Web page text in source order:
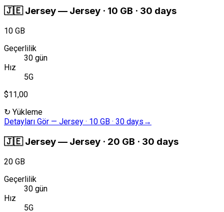
🇯🇪 Jersey— Jersey · 10 GB · 30 days
10 GB
Geçerlilik
30 gün
Hız
5G
$11,00
↻ Yükleme
Detayları Gör — Jersey · 10 GB · 30 days →
🇯🇪 Jersey— Jersey · 20 GB · 30 days
20 GB
Geçerlilik
30 gün
Hız
5G